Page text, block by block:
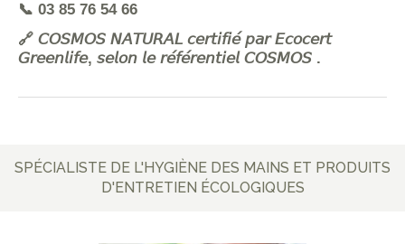
📞 03 85 76 54 66
🔗 𝘊𝘖𝘚𝘔𝘖𝘚 𝘕𝘈𝘛𝘜𝘙𝘈𝘓 𝘤𝘦𝘳𝘵𝘪𝘧𝘪𝘦́ 𝘱𝘢𝘳 𝘌𝘤𝘰𝘤𝘦𝘳𝘵
𝘎𝘳𝘦𝘦𝘯𝘭𝘪𝘧𝘦, 𝘴𝘦𝘭𝘰𝘯 𝘭𝘦 𝘳𝘦́𝘧𝘦́𝘳𝘦𝘯𝘵𝘪𝘦𝘭 𝘊𝘖𝘚𝘔𝘖𝘚 .
SPÉCIALISTE DE L'HYGIÈNE DES MAINS ET PRODUITS
D'ENTRETIEN ÉCOLOGIQUES